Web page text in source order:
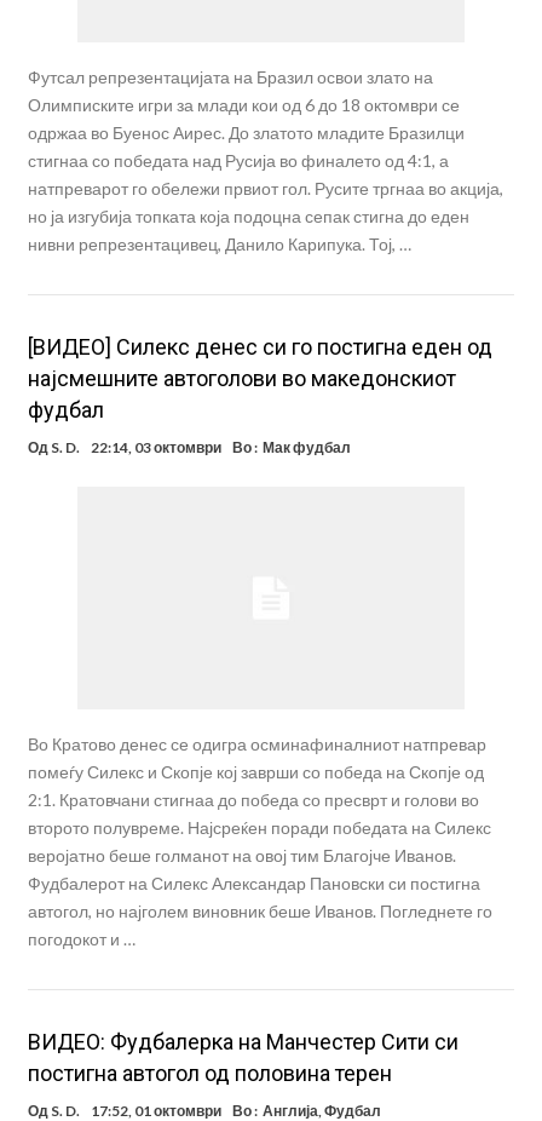
Футсал репрезентацијата на Бразил освои злато на
Олимписките игри за млади кои од 6 до 18 октомври се
одржаа во Буенос Аирес. До златото младите Бразилци
стигнаа со победата над Русија во финалето од 4:1, а
натпреварот го обележи првиот гол. Русите тргнаа во акција,
но ја изгубија топката која подоцна сепак стигна до еден
нивни репрезентацивец, Данило Карипука. Тој, …
[ВИДЕО] Силекс денес си го постигна еден од
најсмешните автоголови во македонскиот
фудбал
Од S. D. 22:14, 03 октомври Во : Мак фудбал
Во Кратово денес се одигра осминафиналниот натпревар
помеѓу Силекс и Скопје кој заврши со победа на Скопје од
2:1. Кратовчани стигнаа до победа со пресврт и голови во
второто полувреме. Најсреќен поради победата на Силекс
веројатно беше голманот на овој тим Благојче Иванов.
Фудбалерот на Силекс Александар Пановски си постигна
автогол, но најголем виновник беше Иванов. Погледнете го
погодокот и …
ВИДЕО: Фудбалерка на Манчестер Сити си
постигна автогол од половина терен
Од S. D. 17:52, 01 октомври Во : Англија Фудбал